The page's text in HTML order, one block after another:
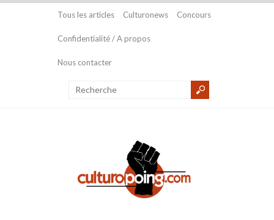
Tous les articles Culturonews Concours
Confidentialité / A propos
Nous contacter